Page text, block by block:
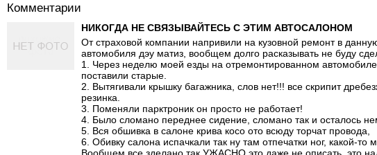
Комментарии
НИКОГДА НЕ СВЯЗЫВАЙТЕСЬ С ЭТИМ АВТОСАЛОНОМ
От страховой компании напривили на кузовной ремонт в
автомобиля дэу матиз, вообщем долго расказывать не буду
1. Через неделю моей езды на отремонтированном
поставили старые.
2. Вытягивали крышку багажника, слов нет!!! все скрипит
резинка.
3. Поменяли парктроник он просто не работает!
4. Было сломано переднее сидение, сломано так и осталось
5. Вся обшивка в салоне крива косо ото всюду торчат провода,
6. Обивку салона испачкали так ну там отпечатки ног, какой-то